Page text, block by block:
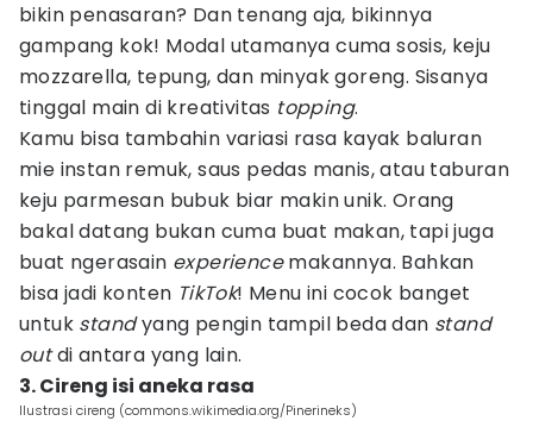
bikin penasaran? Dan tenang aja, bikinnya
gampang kok! Modal utamanya cuma sosis, keju
mozzarella, tepung, dan minyak goreng. Sisanya
tinggal main di kreativitas topping.
Kamu bisa tambahin variasi rasa kayak baluran
mie instan remuk, saus pedas manis, atau taburan
keju parmesan bubuk biar makin unik. Orang
bakal datang bukan cuma buat makan, tapi juga
buat ngerasain experiencemakannya. Bahkan
bisa jadi konten TikTok! Menu ini cocok banget
untuk standyang pengin tampil beda dan stand
outdi antara yang lain.
3. Cireng isi aneka rasa
Ilustrasi cireng (commons.wikimedia.org/Pinerineks)